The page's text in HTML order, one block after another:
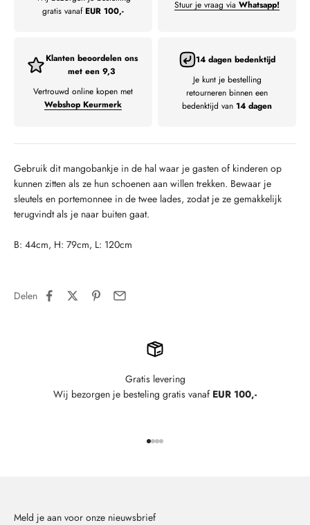
gratis vanafEUR 100,-
Stuur je vraag via Whatsapp!
Klanten beoordelen ons
met een 9,3
Vertrouwd online kopen met
Webshop Keurmerk
14 dagen bedenktijd
Je kunt je bestelling
retourneren binnen een
bedenktijd van 14 dagen
Gebruik dit mangobankje in de hal waar je gasten of kinderen op
kunnen zitten als ze hun schoenen aan willen trekken. Bewaar je
sleutels en portemonnee in de twee lades, zodat je ze gemakkelijk
terugvindt als je naar buiten gaat.
B: 44cm, H: 79cm, L: 120cm
Delen
Gratis levering
Wij bezorgen je besteling gratis vanaf EUR 100,-
Meld je aan voor onze nieuwsbrief